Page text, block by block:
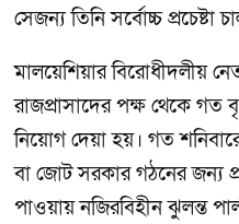
সেজন্য তিনি সর্বোচ্চ প্রচেষ্টা
মালয়েশিয়ার বিরোধীদলীয়
রাজপ্রাসাদের পক্ষ থেকে গত
নিয়োগ দেয়া হয়। গত
বা জোট সরকার গঠনের জন্য
পাওয়ায় নজিরবিহীন ঝুলন্ত